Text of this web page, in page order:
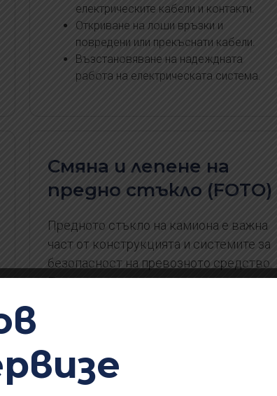
електрическите кабели и контакти.
Откриване на лоши връзки и
повредени или прекъснати кабели.
Възстановяване на надеждната
работа на електрическата система.
Смяна и лепене на
предно стъкло (FOTO)
Предното стъкло на камиона е важна
част от конструкцията и системите за
безопасност на превозното средство.
Правилната смяна и лепене
сензорите, свързани със стъклото.
Професионален демонтаж и монтаж